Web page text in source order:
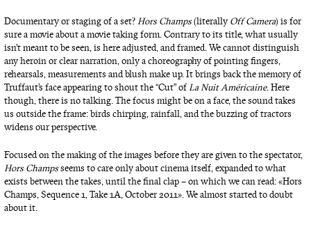
Documentary or staging of a set?Hors Champs(literally Off Camera) is for
sure a movie about a movie taking form. Contrary to its title, what usually
isn’t meant to be seen, is here adjusted, and framed. We cannot distinguish
any heroin or clear narration, only a choreography of pointing fingers,
rehearsals, measurements and blush make up. It brings back the memory of
Truffaut’s face appearing to shout the “Cut” ofLa Nuit Américaine. Here
though, there is no talking. The focus might be on a face, the sound takes
us outside the frame: birds chirping, rainfall, and the buzzing of tractors
widens our perspective.
Focused on the making of the images before they are given to the spectator,
Hors Champsseems to care only about cinema itself, expanded to what
exists between the takes, until the final clap – on which we can read: « Hors
Champs, Sequence 1, Take 1A, October 2011 ». We almost started to doubt
about it.